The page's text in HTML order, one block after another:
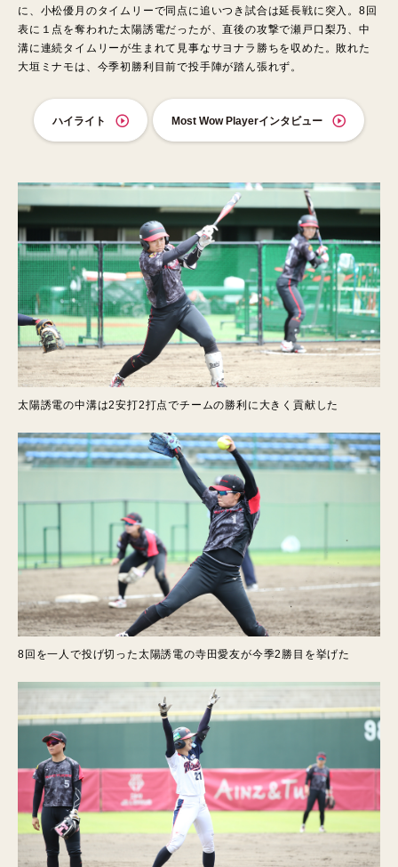
に、小松優月のタイムリーで同点に追いつき試合は延長戦に突入。8回
表に１点を奪われた太陽誘電だったが、直後の攻撃で瀬戸口梨乃、中
溝に連続タイムリーが生まれて見事なサヨナラ勝ちを収めた。敗れた
大垣ミナモは、今季初勝利目前で投手陣が踏ん張れず。
ハイライト Most Wow Playerインタビュー
太陽誘電の中溝は2安打2打点でチームの勝利に大きく貢献した
8回を一人で投げ切った太陽誘電の寺田愛友が今季2勝目を挙げた